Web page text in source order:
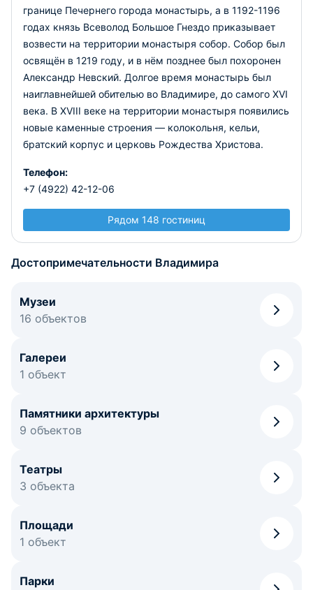
границе Печернего города монастырь, а в 1192-1196
годах князь Всеволод Большое Гнездо приказывает
возвести на территории монастыря собор. Собор был
освящён в 1219 году, и в нём позднее был похоронен
Александр Невский. Долгое время монастырь был
наиглавнейшей обителью во Владимире, до самого XVI
века. В XVIII веке на территории монастыря появились
новые каменные строения — колокольня, кельи,
братский корпус и церковь Рождества Христова.
Телефон:
+7 (4922) 42-12-06
Рядом 148 гостиниц
Достопримечательности Владимира
Музеи
16 объектов
Галереи
1 объект
Памятники архитектуры
9 объектов
Театры
3 объекта
Площади
1 объект
Парки